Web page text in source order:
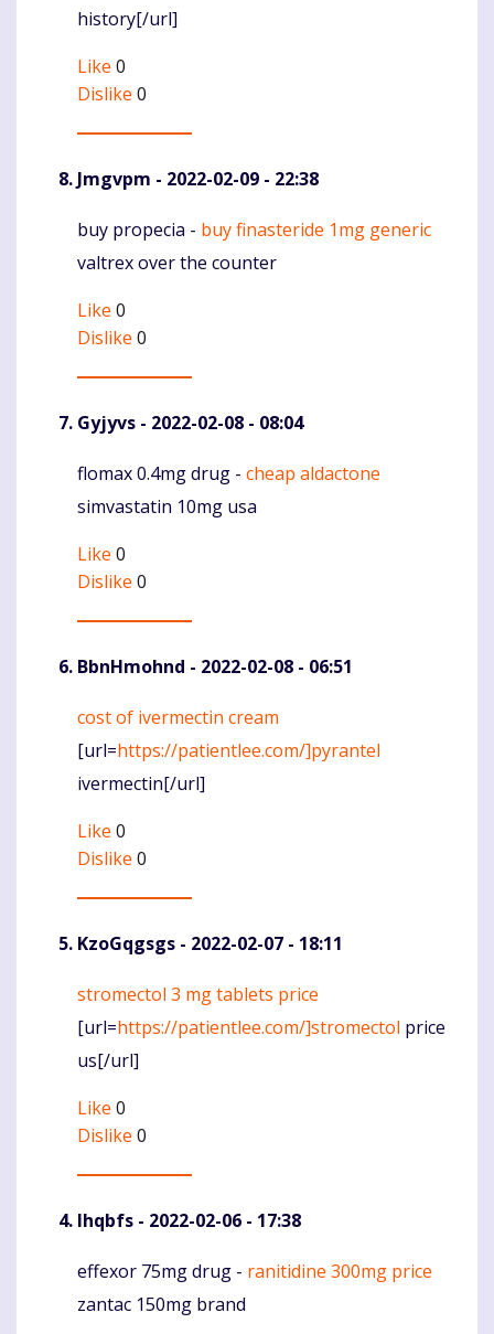
history[/url]
Like 0
Dislike 0
Jmgvpm - 2022-02-09 - 22:38
Komentaras
buy propecia - buy finasteride 1mg generic
valtrex over the counter
Like 0
Dislike 0
Gyjyvs - 2022-02-08 - 08:04
Komentaras
flomax 0.4mg drug - cheap aldactone
simvastatin 10mg usa
Like 0
Dislike 0
BbnHmohnd - 2022-02-08 - 06:51
Komentaras
cost of ivermectin cream
[url=https://patientlee.com/]pyrantel
ivermectin[/url]
Like 0
Dislike 0
KzoGqgsgs - 2022-02-07 - 18:11
Komentaras
stromectol 3 mg tablets price
[url=https://patientlee.com/]stromectol price
us[/url]
Like 0
Dislike 0
Ihqbfs - 2022-02-06 - 17:38
Komentaras
effexor 75mg drug - ranitidine 300mg price
zantac 150mg brand